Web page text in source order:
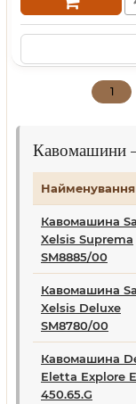
1
Кавомашини
Кавомашина
Xelsis Suprema
SM8885/00
Кавомашина
Xelsis Deluxe
SM8780/00
Кавомашина
Eletta Explore
450.65.G